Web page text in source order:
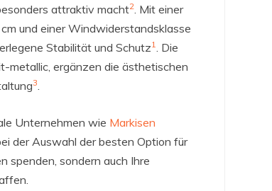
attraktiv macht2. Mit einer
und einer Windwiderstandsklasse
Stabilität und Schutz1. Die
metallic, ergänzen die ästhetischen
3.
Unternehmen wie Markisen
der Auswahl der besten Option für
spenden, sondern auch Ihre